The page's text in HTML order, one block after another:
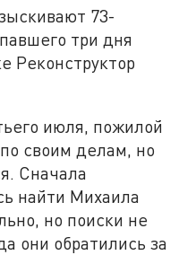
73-
три дня
Реконструктор
июля, пожилой
своим делам, но
Сначала
найти Михаила
но поиски не
они обратились за